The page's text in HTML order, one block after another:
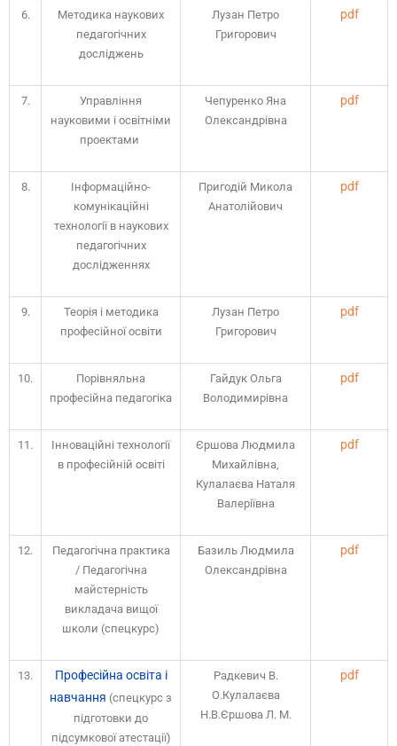
6.
Методика наукових
педагогічних
досліджень
Лузан Петро
Григорович
pdf
7.
Управління
науковими і освітніми
проектами
Чепуренко Яна
Олександрівна
pdf
8.
Інформаційно-
комунікаційні
технології в наукових
педагогічних
дослідженнях
Пригодій Микола
Анатолійович
pdf
9.
Теорія і методика
професійної освіти
Лузан Петро
Григорович
pdf
10.
Порівняльна
професійна педагогіка
Гайдук Ольга
Володимирівна
pdf
11.
Інноваційні технології
в професійній освіті
Єршова Людмила
Михайлівна,
Кулалаєва Наталя
Валеріївна
pdf
12.
Педагогічна практика
/ Педагогічна
майстерність
викладача вищої
школи (спецкурс)
Базиль Людмила
Олександрівна
pdf
13.
Професійна освіта і
навчання (спецкурс з
підготовки до
підсумкової атестації)
Радкевич В.
О.Кулалаєва
Н.В.Єршова Л. М.
pdf